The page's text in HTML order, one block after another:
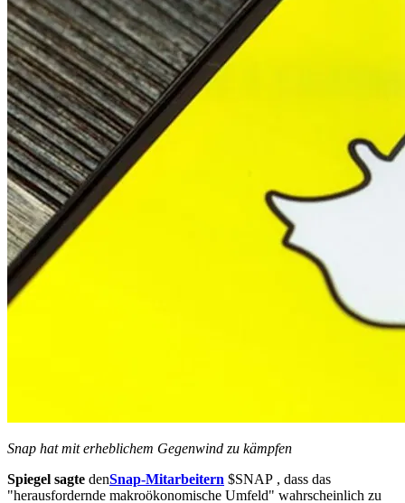
Snap hat mit erheblichem Gegenwind zu kämpfen
Spiegel sagte denSnap-Mitarbeitern $SNAP , dass das
"herausfordernde makroökonomische Umfeld" wahrscheinlich zu